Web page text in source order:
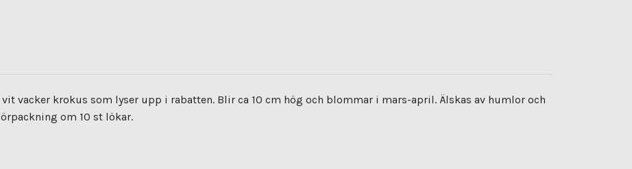
vacker krokus som lyser upp i rabatten. Blir ca 10 cm hög och blommar i mars-april. Älskas av humlor och
om 10 st lökar.